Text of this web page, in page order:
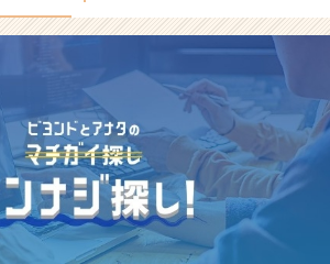
ま
式
会
社
ビ
ヨ
ン
ド